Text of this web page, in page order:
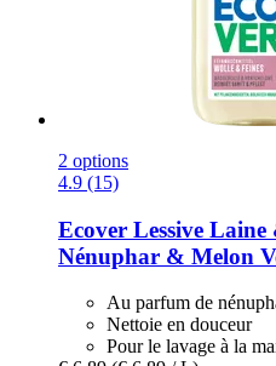
2 options
4.9 (15)
Ecover Lessive
Nénuphar & Melon
Au parfum de
Nettoie en douceur
Pour le lavage à la